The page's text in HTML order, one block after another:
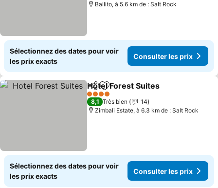
Ballito, à 5.6 km de : Salt Rock
Sélectionnez des dates pour voir
les prix exacts
Consulter les prix
PartagerAjouter à mes favoris
Hotel Forest Suites
4 Étoiles
8,1 Très bien
14
Zimbali Estate, à 6.3 km de : Salt Rock
Sélectionnez des dates pour voir
les prix exacts
Consulter les prix